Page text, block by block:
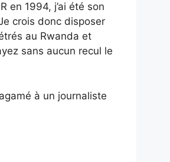
en 1994, j’ai été son
crois donc disposer
au Rwanda et
sans aucun recul le
à un journaliste